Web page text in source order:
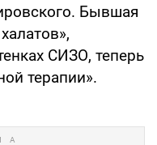
Бывшая
СИЗО, теперь
терапии».